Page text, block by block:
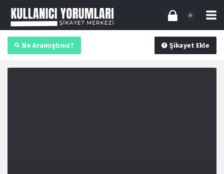
Ne Aramıştınız? Şikayet Ekle